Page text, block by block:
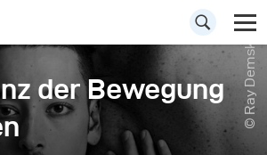
der Bewegung © Ray Demski